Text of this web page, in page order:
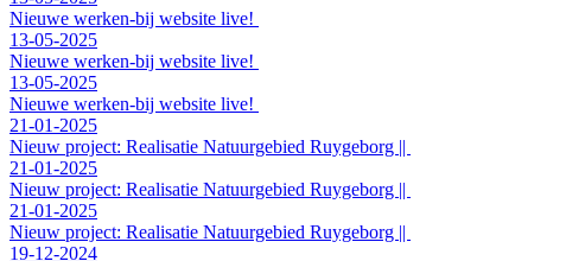
Nieuwe werken-bij website live!
13-05-2025
Nieuwe werken-bij website live!
13-05-2025
Nieuwe werken-bij website live!
21-01-2025
Nieuw project: Realisatie Natuurgebied Ruygeborg ||
21-01-2025
Nieuw project: Realisatie Natuurgebied Ruygeborg ||
21-01-2025
Nieuw project: Realisatie Natuurgebied Ruygeborg ||
19-12-2024